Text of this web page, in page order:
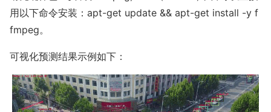
用以下命令安装：apt-get update && apt-get install -y f
fmpeg。
可视化预测结果示例如下：